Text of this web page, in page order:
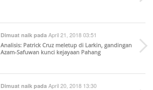
Dimuat naik pada April 21, 2018 03:51
Analisis: Patrick Cruz meletup di Larkin, gandingan
Azam-Safuwan kunci kejayaan Pahang
Dimuat naik pada April 20, 2018 13:30